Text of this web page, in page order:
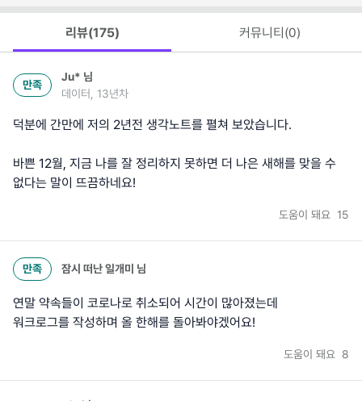
리뷰(175) 커뮤니티(0)
만족
Ju* 님
데이터, 13년차
덕분에 간만에 저의 2년전 생각노트를 펼쳐 보았습니다.
바쁜 12월, 지금 나를 잘 정리하지 못하면 더 나은 새해를 맞을 수
없다는 말이 뜨끔하네요!
도움이 돼요 15
만족 잠시 떠난 일개미 님
연말 약속들이 코로나로 취소되어 시간이 많아졌는데
워크로그를 작성하며 올 한해를 돌아봐야겠어요!
도움이 돼요 8